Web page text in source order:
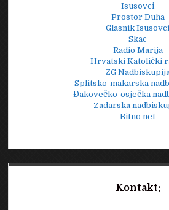
Isusovci
Prostor Duha
Glasnik Isusovci
Skac
Radio Marija
Hrvatski Katolički
ZG
Splitsko-makarska
Đakovečko-osječka
Zadarska
Bitno net
Kontakt: